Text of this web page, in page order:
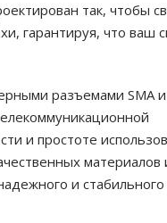
так, чтобы
гарантируя, что ваш
разъемами SMA
и простоте
материалов
и стабильного